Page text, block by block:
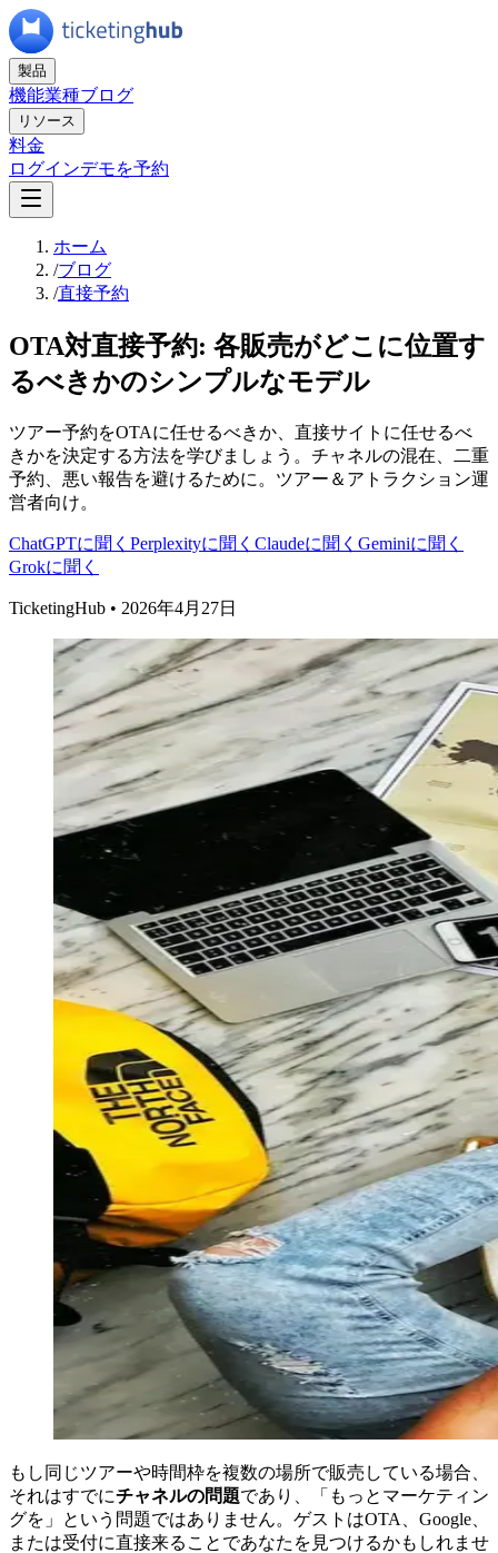
製品
機能業種ブログ
リソース
料金
ログインデモを予約
ホーム
/ブログ
/直接予約
OTA対直接予約: 各販売がどこに位置す
るべきかのシンプルなモデル
ツアー予約をOTAに任せるべきか、直接サイトに任せるべ
きかを決定する方法を学びましょう。チャネルの混在、二重
予約、悪い報告を避けるために。ツアー＆アトラクション運
営者向け。
ChatGPTに聞く Perplexityに聞く Claudeに聞く Geminiに聞く
Grokに聞く
TicketingHub • 2026年4月27日
もし同じツアーや時間枠を複数の場所で販売している場合、
それはすでにチャネルの問題であり、「もっとマーケティン
グを」という問題ではありません。ゲストはOTA、Google、
または受付に直接来ることであなたを見つけるかもしれませ